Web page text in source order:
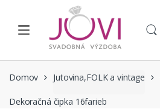
Domov Jutovina,FOLK a vintage
Dekoračná čipka 16farieb